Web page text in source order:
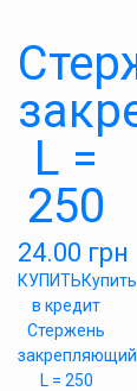
L =
250
24.00 грн
КУПИТЬКупить
в кредит
Стержень
закрепляющий
L = 250